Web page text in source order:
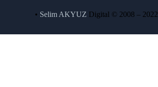
• Selim AKYUZ Digital © 2008 – 2022